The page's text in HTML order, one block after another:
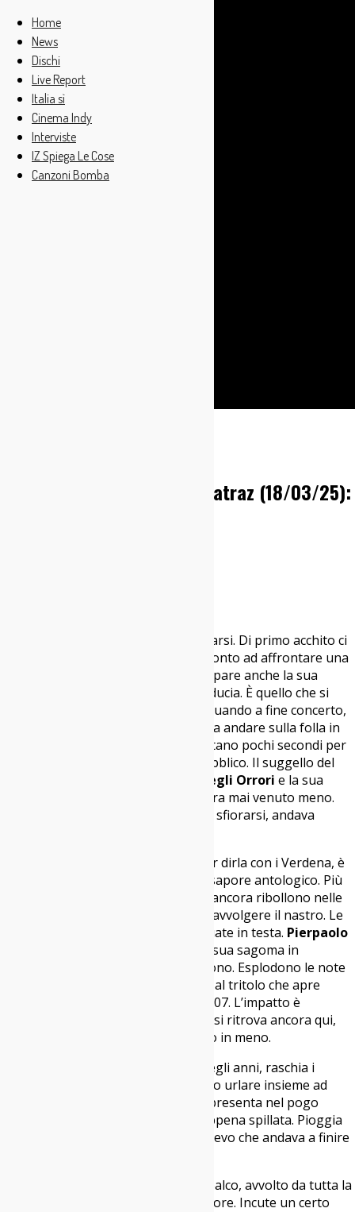
Il Teatro degli Orrori @ Alcatraz (18/03/25):
Adoro lo sguardo di chi sta per buttarsi. Di primo acchito ci
vedi la determinazione dell’uomo pronto ad affrontare una
prova. Eppure, se osservi bene, traspare anche la sua
fragilità, la richiesta di un patto di fiducia. È quello che si
quando a fine concerto,
arrampicato sulla transenna, si lascia andare sulla folla in
uno stage diving liberatorio. Gli bastano pochi secondi per
sentire sulla pelle l’abbraccio del pubblico. Il suggello del
Il Teatro degli Orrori e la sua
gente. Il legame, per la verità, non era mai venuto meno.
Ma dopo dieci anni senza nemmeno sfiorarsi, andava
per dirla con i Verdena, è
l’ultima immagine di una serata dal sapore antologico. Più
di due ore di musica e invettive, che ancora ribollono nelle
viscere. Fuori dall’Alcatraz provo a riavvolgere il nastro. Le
diapositive sono ancora tutte lì, tatuate in testa. Pierpaolo
compare spesso. Vedo la sua sagoma in
controluce, accartocciata sul microfono. Esplodono le note
: il tris al tritolo che apre
“Dell’impero delle tenebre”, anno 2007. L’impatto è
devastante. Brillano le lacrime di chi si ritrova ancora qui,
uguale a ieri, ma con qualche capello in meno.
, fra i miei preferiti di quegli anni, raschia i
ricordi e arrossa la gola. Ah, che bello urlare insieme ad
altre mille persone. Una ragazza si presenta nel pogo
sventolando due bicchieri di birra appena spillata. Pioggia
di Heineken in tre, due, uno. “Lo sapevo che andava a finire
C’è Capovilla piantato sul ciglio del palco, avvolto da tutta la
sua autentica teatralità, il suo spessore. Incute un certo
Home
News
Dischi
Live Report
Italia sì
Cinema Indy
Interviste
IZ Spiega Le Cose
Canzoni Bomba